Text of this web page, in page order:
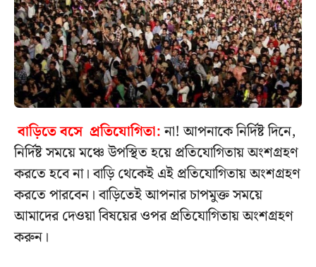
বাড়িতে বসে প্রতিযোগিতা:না! আপনাকে নির্দিষ্ট দিনে,
নির্দিষ্ট সময়ে মঞ্চে উপস্থিত হয়ে প্রতিযোগিতায় অংশগ্রহণ
করতে হবে না। বাড়ি থেকেই এই প্রতিযোগিতায় অংশগ্রহণ
করতে পারবেন। বাড়িতেই আপনার চাপমুক্ত সময়ে
আমাদের দেওয়া বিষয়ের ওপর প্রতিযোগিতায় অংশগ্রহণ
করুন।